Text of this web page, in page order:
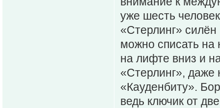
уже шесть
«Стерлинг»
можно списать на
на лифте вниз и
«Стерлинг»,
«Кауденбиту».
ведь ключик от